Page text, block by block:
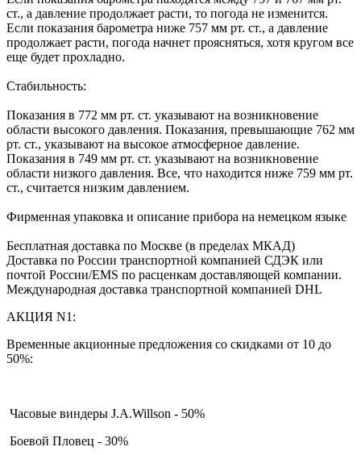
ст., а давление продолжает расти, то погода не изменится.
Если показания барометра ниже 757 мм рт. ст., а давление
продолжает расти, погода начнет проясняться, хотя кругом все
еще будет прохладно.
Стабильность:
Показания в 772 мм рт. ст. указывают на возникновение
области высокого давления. Показания, превышающие 762 мм
рт. ст., указывают на высокое атмосферное давление.
Показания в 749 мм рт. ст. указывают на возникновение
области низкого давления. Все, что находится ниже 759 мм рт.
ст., считается низким давлением.
Фирменная упаковка и описание прибора на немецком языке
Бесплатная доставка по Москве (в пределах МКАД)
Доставка по России транспортной компанией СДЭК или
почтой России/EMS по расценкам доставляющей компании.
Международная доставка транспортной компанией DHL
АКЦИЯ N1:
Временные акционные предложения со скидками от 10 до
50%:
Часовые виндеры J.A.Willson - 50%
Боевой Пловец - 30%